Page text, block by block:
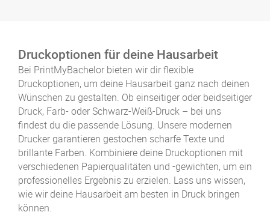
Druckoptionen für deine Hausarbeit
Bei PrintMyBachelor bieten wir dir flexible
Druckoptionen, um deine Hausarbeit ganz nach deinen
Wünschen zu gestalten. Ob einseitiger oder beidseitiger
Druck, Farb- oder Schwarz-Weiß-Druck – bei uns
findest du die passende Lösung. Unsere modernen
Drucker garantieren gestochen scharfe Texte und
brillante Farben. Kombiniere deine Druckoptionen mit
verschiedenen Papierqualitäten und -gewichten, um ein
professionelles Ergebnis zu erzielen. Lass uns wissen,
wie wir deine Hausarbeit am besten in Druck bringen
können.